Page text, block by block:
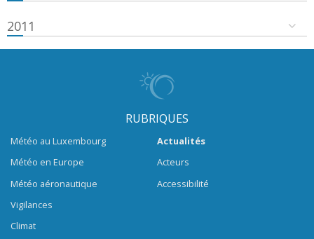
2011
RUBRIQUES
Météo au Luxembourg
Météo en Europe
Météo aéronautique
Vigilances
Climat
Actualités
Acteurs
Accessibilité